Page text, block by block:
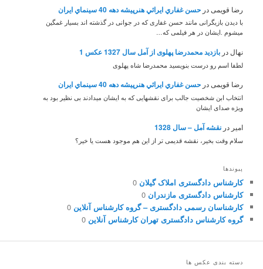
رضا قویمیدرحسن غفاري ايرائي هنرپيشه دهه 40 سينماي ايران
با دیدن بازیگرانی مانند حسن غفاری که در جوانی در گذشته اند بسیار غمگین
میشوم .ایشان در هر فیلمی که…
نهال دربازدید محمدرضا پهلوی از آمل سال 1327 عکس 1
لطفا اسم رو درست بنویسید محمدرضا شاه پهلوی
رضا قویمیدرحسن غفاري ايرائي هنرپيشه دهه 40 سينماي ايران
انتخاب ابن شخصیت جالب برای نقشهایی که به ایشان میدادند بی نظیر بود به
ویژه صدای ایشان
امیر درنقشه آمل – سال 1328
سلام وقت بخیر، نقشه قدیمی تر از این هم موجود هست یا خیر؟
پیوندها
کارشناس دادگستری املاک گیلان 0
کارشناس دادگستری مازندران 0
کارشناسان رسمی دادگستری – گروه کارشناس آنلاین 0
گروه کارشناس دادگستری تهران کارشناس آنلاین 0
دسته بندی عکس ها